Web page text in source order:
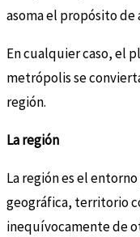
asoma el propósito
En cualquier caso, el
metrópolis se
región.
La región
La región es el
geográfica, territorio
inequívocamente de